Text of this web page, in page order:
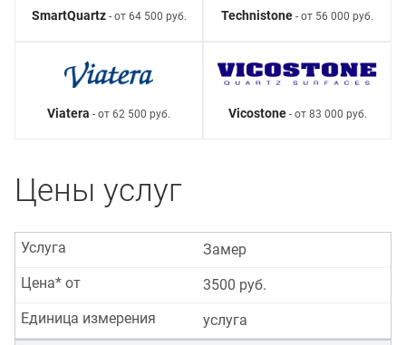
SmartQuartz- от 64 500 руб. Technistone - от 56 000 руб.
Viatera - от 62 500 руб. Vicostone- от 83 000 руб.
Цены услуг
Замер
Услуга
3500 руб.
Цена* от
услуга
Единица измерения